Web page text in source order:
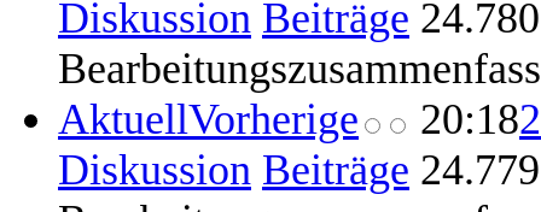
Diskussion Beiträge
AktuellVorherige 20:18
Diskussion Beiträge